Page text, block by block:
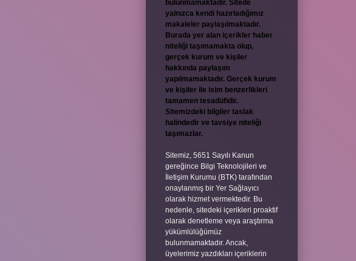
bulunmamaktadır. Sitede
yalnızca kendi hazırladığımız
makaleler paylaşılmaktadır.
Burada yer alan içerikler haber
niteliği taşımamakta olup,
gerçek kurum ve kişiler
hakkında paylaşım
yapılmamaktadır. Gerçek kurum
ve kişiler ile isim benzerlikleri
tamamen tesadüfidir.
Sitemizdeki bilgiler taslak
halindedir ve tavsiye niteliği
taşımazlar.
Sitemiz, 5651 Sayılı Kanun
gereğince Bilgi Teknolojileri ve
İletişim Kurumu (BTK) tarafından
onaylanmış bir Yer Sağlayıcı
olarak hizmet vermektedir. Bu
nedenle, sitedeki içerikleri proaktif
olarak denetleme veya araştırma
yükümlülüğümüz
bulunmamaktadır. Ancak,
üyelerimiz yazdıkları içeriklerin